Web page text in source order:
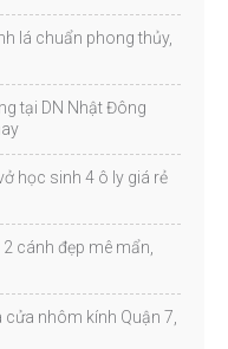
lá chuẩn phong thủy,
tại DN Nhật Đông
học sinh 4 ô ly giá rẻ
cánh đẹp mê mẩn,
nhôm kính Quận 7,